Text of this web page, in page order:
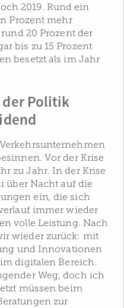
2019. Rund ein
Prozent mehr
20 Prozent der
bis zu 15 Prozent
besetzt als im Jahr
Politik
Vor der Krise
zu Jahr. In der Krise
über Nacht auf die
ein, die sich
immer wieder
volle Leistung. Nach
wieder zurück: mit
und Innovationen
digitalen Bereich.
Weg, doch ich
müssen beim
zur